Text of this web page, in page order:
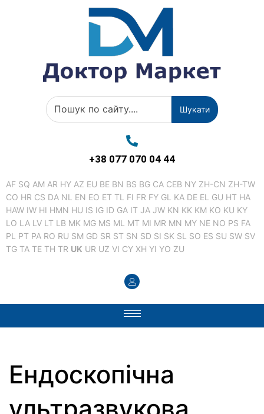
Шукати
+38 077 070 04 44
AF SQ AM AR HY AZ EU BE BN BS BG CA CEB NY ZH-CN ZH-TW
CO HR CS DA NL EN EO ET TL FI FR FY GL KA DE EL GU HT HA
HAW IW HI HMN HU IS IG ID GA IT JA JW KN KK KM KO KU KY
LO LA LV LT LB MK MG MS ML MT MI MR MN MY NE NO PS FA
PL PT PA RO RU SM GD SR ST SN SD SI SK SL SO ES SU SW SV
TG TA TE TH TR UK UR UZ VI CY XH YI YO ZU
Ендоскопічна